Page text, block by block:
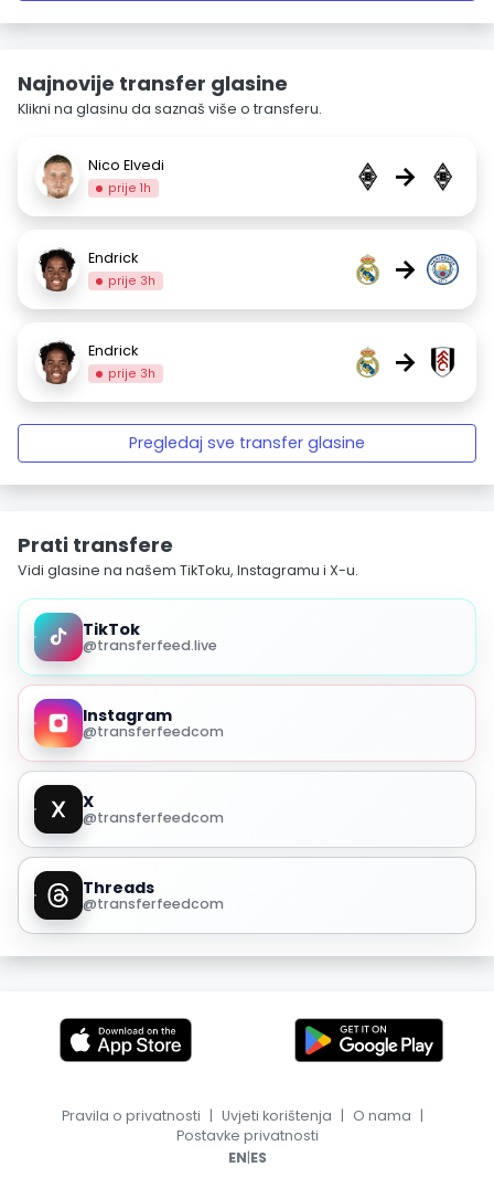
Najnovije transfer glasine
Klikni na glasinu da saznaš više o transferu.
Nico Elvedi
prije 1h →
Endrick
prije 3h →
Endrick
prije 3h →
Pregledaj sve transfer glasine
Prati transfere
Vidi glasine na našem TikToku, Instagramu i X-u.
TikTok
@transferfeed.live
Instagram
@transferfeedcom
X
@transferfeedcom
Threads
@transferfeedcom
Pravila o privatnosti | Uvjeti korištenja | O nama |
Postavke privatnosti
EN|ES